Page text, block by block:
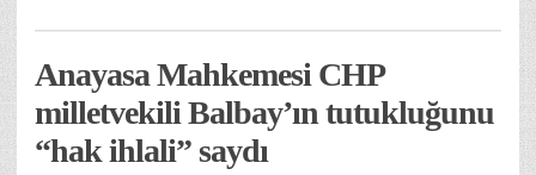
Anayasa Mahkemesi CHP
milletvekili Balbay’ın tutukluğunu
“hak ihlali” saydı